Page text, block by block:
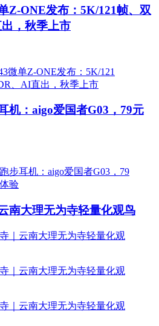
Z-ONE发布：5K/121帧、双
，秋季上市
机：aigo爱国者G03，79元
南大理无为寺轻量化观鸟